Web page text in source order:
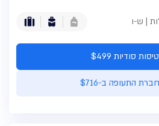
סודיות $499
התעופה ב-$716